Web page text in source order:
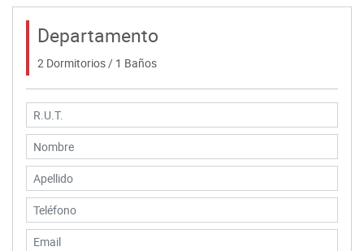
Departamento
2 Dormitorios / 1 Baños